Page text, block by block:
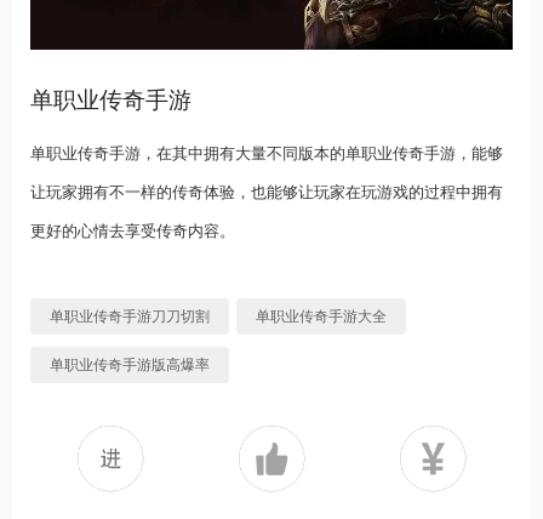
单职业传奇手游
单职业传奇手游，在其中拥有大量不同版本的单职业传奇手游，能够
让玩家拥有不一样的传奇体验，也能够让玩家在玩游戏的过程中拥有
更好的心情去享受传奇内容。
单职业传奇手游刀刀切割 单职业传奇手游大全
单职业传奇手游版高爆率